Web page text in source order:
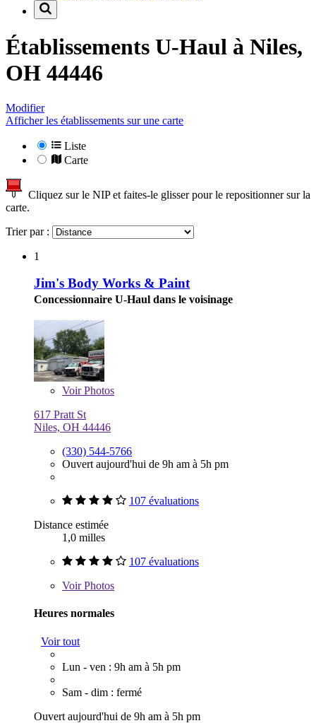
Établissements U-Haul à Niles,
OH 44446
Modifier
Afficher les établissements sur une carte
Liste
Carte
Cliquez sur le NIP et faites-le glisser pour le repositionner sur la
carte.
Trier par :
1
Jim's Body Works & Paint
Concessionnaire U-Haul dans le voisinage
VoirPhotos
617 Pratt St
Niles, OH 44446
(330) 544-5766
Ouvert aujourd'hui de 9h am à 5h pm
107 évaluations
Distance estimée
1,0 milles
107 évaluations
VoirPhotos
Heures normales
Voir tout
Lun - ven : 9h am à 5h pm
Sam - dim : fermé
Ouvert aujourd'hui de 9h am à 5h pm